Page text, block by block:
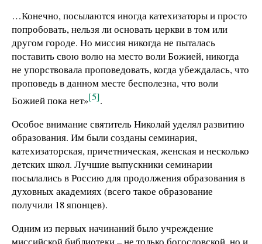
…Конечно, посылаются иногда катехизаторы и просто
попробовать, нельзя ли основать церкви в том или
другом городе. Но миссия никогда не пыталась
поставить свою волю на место воли Божией, никогда
не упорствовала проповедовать, когда убеждалась, что
проповедь в данном месте бесполезна, что воли
Божией пока нет»[5].
Особое внимание святитель Николай уделял развитию
образования. Им были созданы семинария,
катехизаторская, причетническая, женская и несколько
детских школ. Лучшие выпускники семинарии
посылались в Россию для продолжения образования в
духовных академиях (всего такое образование
получили 18 японцев).
Одним из первых начинаний было учреждение
миссийской библиотеки – не только богословской, но и